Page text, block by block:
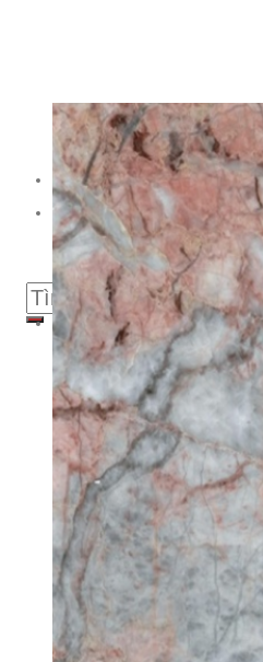
From Surfaces to Spaces
Tìm kiếm:
Giới thiệu